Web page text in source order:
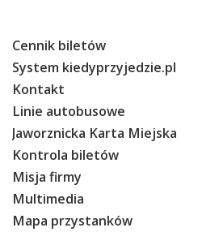
Cennik biletów
System kiedyprzyjedzie.pl
Kontakt
Linie autobusowe
Jaworznicka Karta Miejska
Kontrola biletów
Misja firmy
Multimedia
Mapa przystanków